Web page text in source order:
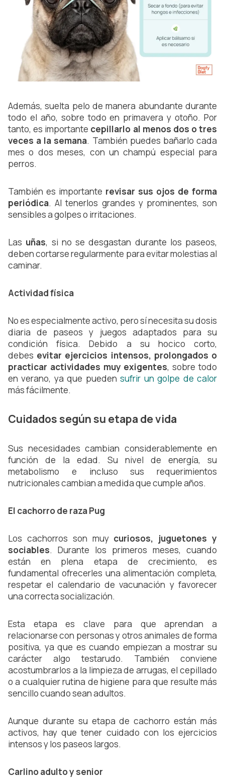
Además, suelta pelo de manera abundante durante
todo el año, sobre todo en primavera y otoño. Por
tanto, es importante cepillarlo al menos dos o tres
veces a la semana. También puedes bañarlo cada
mes o dos meses, con un champú especial para
perros.
También es importante revisar sus ojos de forma
periódica. Al tenerlos grandes y prominentes, son
sensibles a golpes o irritaciones.
Las uñas, si no se desgastan durante los paseos,
deben cortarse regularmente para evitar molestias al
caminar.
Actividad física
No es especialmente activo, pero sí necesita su dosis
diaria de paseos y juegos adaptados para su
condición física. Debido a su hocico corto,
debes evitar ejercicios intensos, prolongados o
practicar actividades muy exigentes, sobre todo
en verano, ya que pueden sufrir un golpe de calor
más fácilmente.
Cuidados según su etapa de vida
Sus necesidades cambian considerablemente en
función de la edad. Su nivel de energía, su
metabolismo e incluso sus requerimientos
nutricionales cambian a medida que cumple años.
El cachorro de raza Pug
Los cachorros son muy curiosos, juguetones y
sociables. Durante los primeros meses, cuando
están en plena etapa de crecimiento, es
fundamental ofrecerles una alimentación completa,
respetar el calendario de vacunación y favorecer
una correcta socialización.
Esta etapa es clave para que aprendan a
relacionarse con personas y otros animales de forma
positiva, ya que es cuando empiezan a mostrar su
carácter algo testarudo. También conviene
acostumbrarlos a la limpieza de arrugas, el cepillado
o a cualquier rutina de higiene para que resulte más
sencillo cuando sean adultos.
Aunque durante su etapa de cachorro están más
activos, hay que tener cuidado con los ejercicios
intensos y los paseos largos.
Carlino adulto y senior